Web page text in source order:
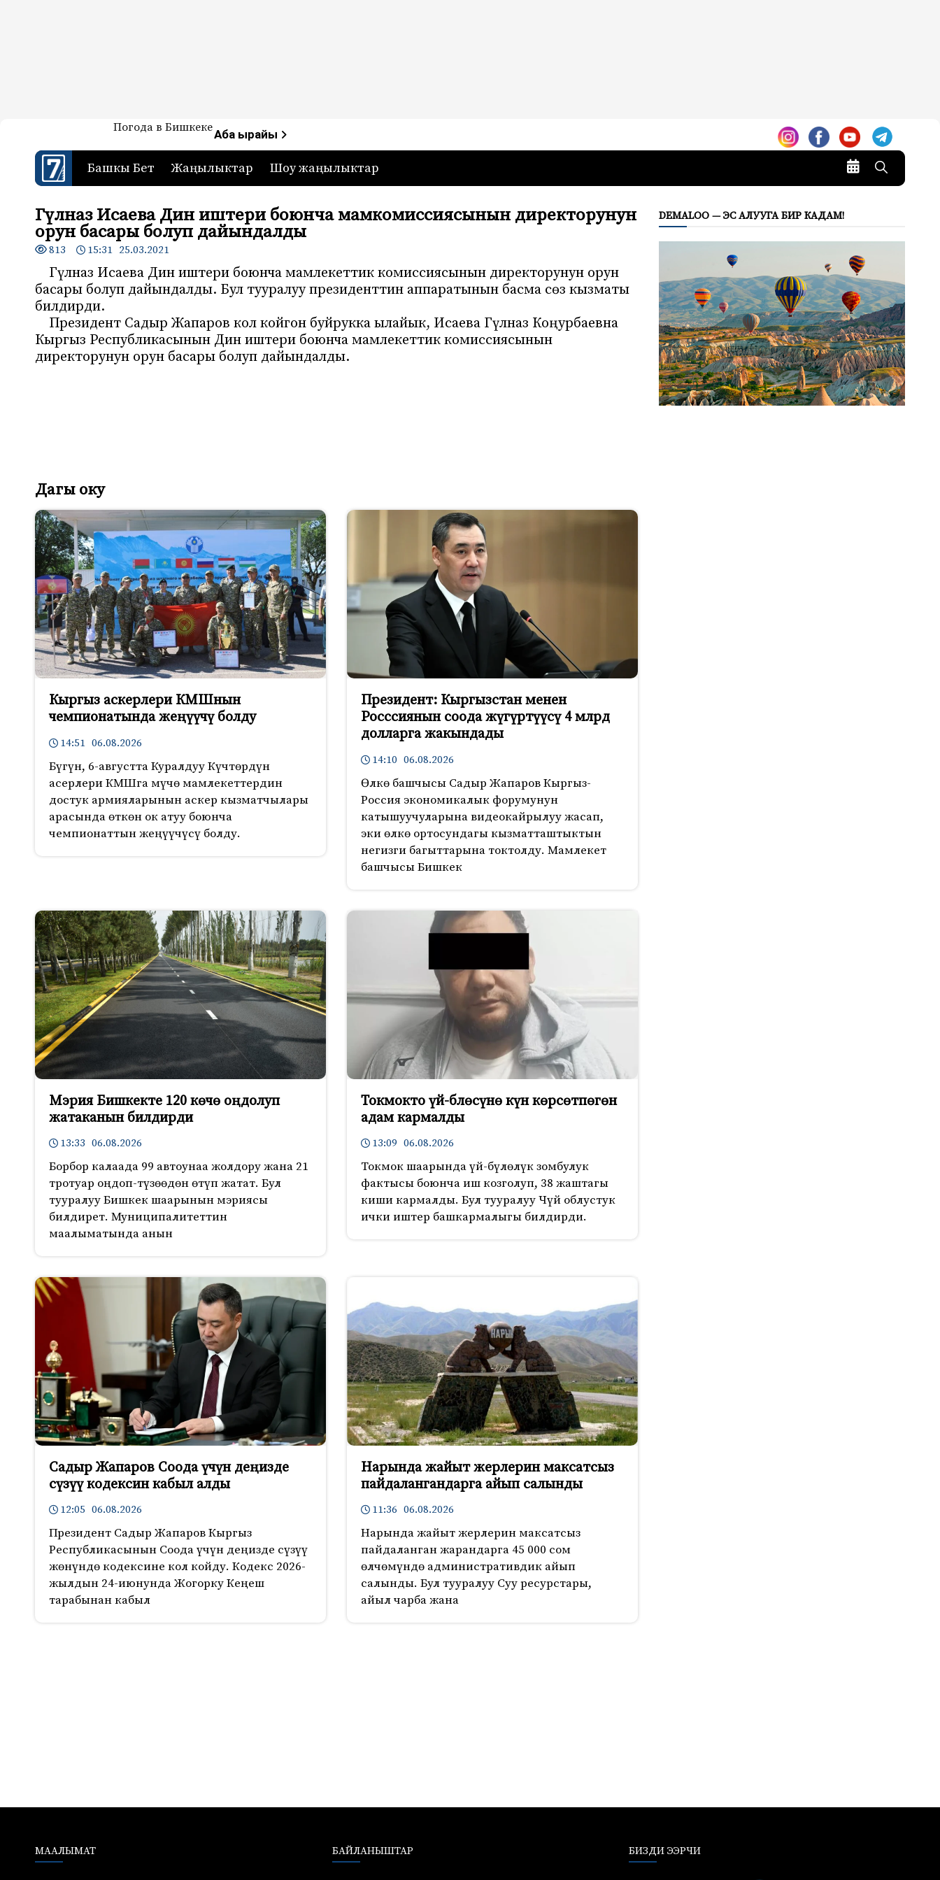
7-канал. Жаңылыктар — Кыргызстан
Жаңылыктар — Кыргызстан
Погода в БишкекеАба ырайы
Башкы Бет Жаңылыктар Шоу жаңылыктар
Гүлназ Исаева Дин иштери боюнча мамкомиссиясынын директорунун
орун басары болуп дайындалды
813 15:31 25.03.2021
Гүлназ Исаева Дин иштери боюнча мамлекеттик комиссиясынын директорунун орун
басары болуп дайындалды. Бул тууралуу президенттин аппаратынын басма сөз кызматы
билдирди.
Президент Садыр Жапаров кол койгон буйрукка ылайык, Исаева Гүлназ Коңурбаевна
Кыргыз Республикасынын Дин иштери боюнча мамлекеттик комиссиясынын
директорунун орун басары болуп дайындалды.
Дагы оку
Кыргыз аскерлери КМШнын
чемпионатында жеңүүчү болду
14:51 06.08.2026
Бүгүн, 6-августта Куралдуу Күчтөрдүн
асерлери КМШга мүчө мамлекеттердин
достук армияларынын аскер кызматчылары
арасында өткөн ок атуу боюнча
чемпионаттын жеңүүчүсү болду.
Президент: Кыргызстан менен
Росссиянын соода жүгүртүүсү 4 млрд
долларга жакындады
14:10 06.08.2026
Өлкө башчысы Садыр Жапаров Кыргыз-
Россия экономикалык форумунун
катышуучуларына видеокайрылуу жасап,
эки өлкө ортосундагы кызматташтыктын
негизги багыттарына токтолду. Мамлекет
башчысы Бишкек
Мэрия Бишкекте 120 көчө оңдолуп
жатаканын билдирди
13:33 06.08.2026
Борбор калаада 99 автоунаа жолдору жана 21
тротуар оңдоп-түзөөдөн өтүп жатат. Бул
тууралуу Бишкек шаарынын мэриясы
билдирет. Муниципалитеттин
маалыматында анын
Токмокто үй-блөсүнө күн көрсөтпөгөн
адам кармалды
13:09 06.08.2026
Токмок шаарында үй-бүлөлүк зомбулук
фактысы боюнча иш козголуп, 38 жаштагы
киши кармалды. Бул тууралуу Чүй облустук
ички иштер башкармалыгы билдирди.
Садыр Жапаров Соода үчүн деңизде
сүзүү кодексин кабыл алды
12:05 06.08.2026
Президент Садыр Жапаров Кыргыз
Республикасынын Соода үчүн деңизде сүзүү
жөнүндө кодексине кол койду. Кодекс 2026-
жылдын 24-июнунда Жогорку Кеңеш
тарабынан кабыл
Нарында жайыт жерлерин максатсыз
пайдалангандарга айып салынды
11:36 06.08.2026
Нарында жайыт жерлерин максатсыз
пайдаланган жарандарга 45 000 сом
өлчөмүндө административдик айып
салынды. Бул тууралуу Суу ресурстары,
айыл чарба жана
DEMALOO — ЭС АЛУУГА БИР КАДАМ!
МААЛЫМАТ БАЙЛАНЫШТАР БИЗДИ ЭЭРЧИ